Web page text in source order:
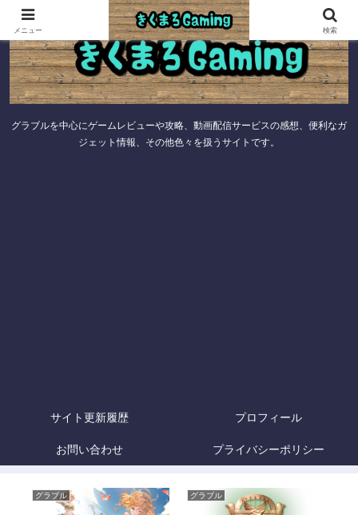
グラブルを中心にゲームレビューや攻略、動画配信サービスの感想、便利なガ
ジェット情報、その他色々を扱うサイトです。
サイト更新履歴 プロフィール
お問い合わせ プライバシーポリシー
グラブル グラブル
メニュー 検索